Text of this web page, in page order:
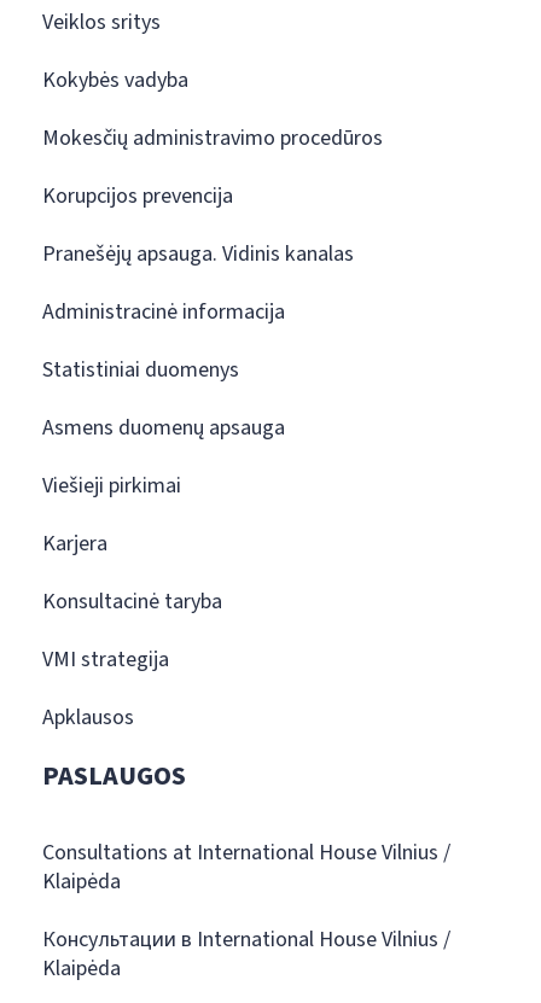
Veiklos sritys
Kokybės vadyba
Mokesčių administravimo procedūros
Korupcijos prevencija
Pranešėjų apsauga. Vidinis kanalas
Administracinė informacija
Statistiniai duomenys
Asmens duomenų apsauga
Viešieji pirkimai
Karjera
Konsultacinė taryba
VMI strategija
Apklausos
PASLAUGOS
Consultations at International House Vilnius /
Klaipėda
Консультации в International House Vilnius /
Klaipėda